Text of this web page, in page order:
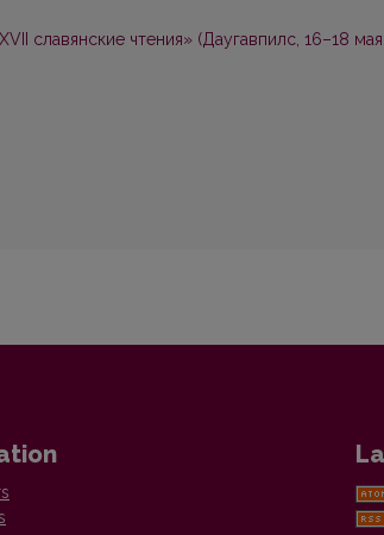
славянские чтения» (Даугавпилс, 16–18 мая